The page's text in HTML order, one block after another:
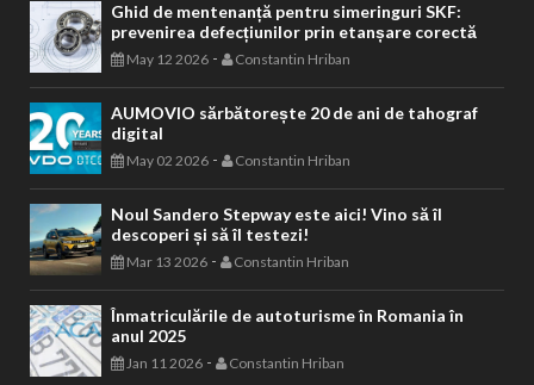
Ghid de mentenanță pentru simeringuri SKF:
prevenirea defecțiunilor prin etanșare corectă
May 12 2026 - Constantin Hriban
AUMOVIO sărbătorește 20 de ani de tahograf
digital
May 02 2026 - Constantin Hriban
Noul Sandero Stepway este aici! Vino să îl
descoperi și să îl testezi!
Mar 13 2026 - Constantin Hriban
Înmatriculările de autoturisme în Romania în
anul 2025
Jan 11 2026 - Constantin Hriban